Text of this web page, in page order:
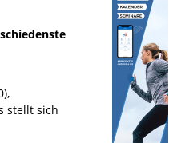
stellt sich